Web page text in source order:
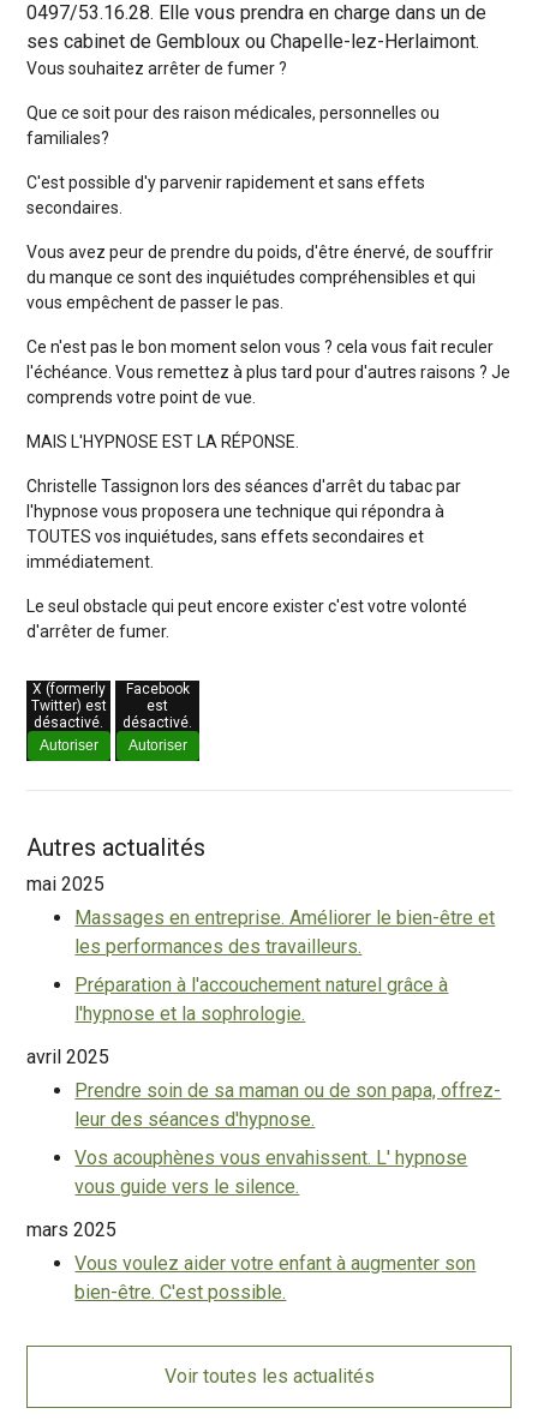
0497/53.16.28. Elle vous prendra en charge dans un de
ses cabinet de Gembloux ou Chapelle-lez-Herlaimont.
Vous souhaitez arrêter de fumer ?
Que ce soit pour des raison médicales, personnelles ou
familiales?
C'est possible d'y parvenir rapidement et sans effets
secondaires.
Vous avez peur de prendre du poids, d'être énervé, de souffrir
du manque ce sont des inquiétudes compréhensibles et qui
vous empêchent de passer le pas.
Ce n'est pas le bon moment selon vous ? cela vous fait reculer
l'échéance. Vous remettez à plus tard pour d'autres raisons ? Je
comprends votre point de vue.
MAIS L'HYPNOSE EST LA RÉPONSE.
Christelle Tassignon lors des séances d'arrêt du tabac par
l'hypnose vous proposera une technique qui répondra à
TOUTES vos inquiétudes, sans effets secondaires et
immédiatement.
Le seul obstacle qui peut encore exister c'est votre volonté
d'arrêter de fumer.
X (formerly
Twitter) est
désactivé.
Autoriser
Facebook
est
désactivé.
Autoriser
Autres actualités
mai 2025
Massages en entreprise. Améliorer le bien-être et
les performances des travailleurs.
Préparation à l'accouchement naturel grâce à
l'hypnose et la sophrologie.
avril 2025
Prendre soin de sa maman ou de son papa, offrez-
leur des séances d'hypnose.
Vos acouphènes vous envahissent. L' hypnose
vous guide vers le silence.
mars 2025
Vous voulez aider votre enfant à augmenter son
bien-être. C'est possible.
Voir toutes les actualités